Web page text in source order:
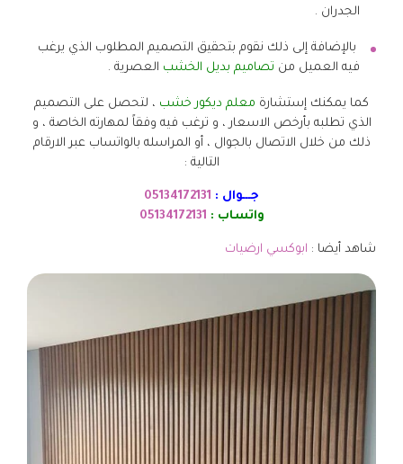
الجدران .
بالإضافة إلى ذلك نقوم بتحقيق التصميم المطلوب الذي يرغب
فيه العميل من تصاميم بديل الخشب العصرية .
كما يمكنك إستشارة معلم ديكور خشب ، لتحصل على التصميم
الذي تطلبه بأرخص الاسعار ، و ترغب فيه وفقاً لمهارته الخاصة ، و
ذلك من خلال الاتصال بالجوال ، أو المراسله بالواتساب عبر الارقام
التالية :
جـــوال : 05134172131
واتساب : 05134172131
شاهد أيضا : ابوكسي ارضيات